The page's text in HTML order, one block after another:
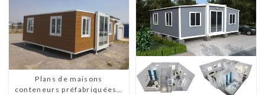
Personnalisée
Plans de maisons
conteneurs préfabriquées à